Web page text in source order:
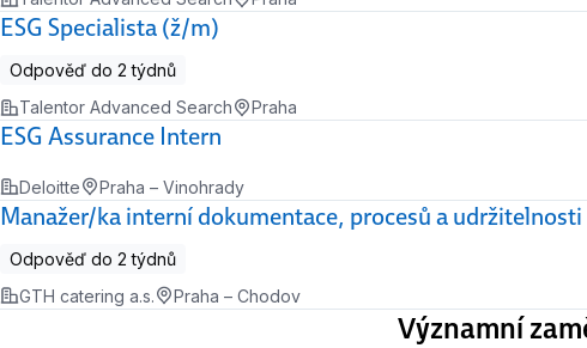
ESG Specialista (ž/m)
Odpověď do 2 týdnů
Talentor Advanced Search
Praha
ESG Assurance Intern
Deloitte Praha – Vinohrady
Manažer/ka interní dokumentace, procesů a
Odpověď do 2 týdnů
GTH catering a.s.
Praha – Chodov
Významní